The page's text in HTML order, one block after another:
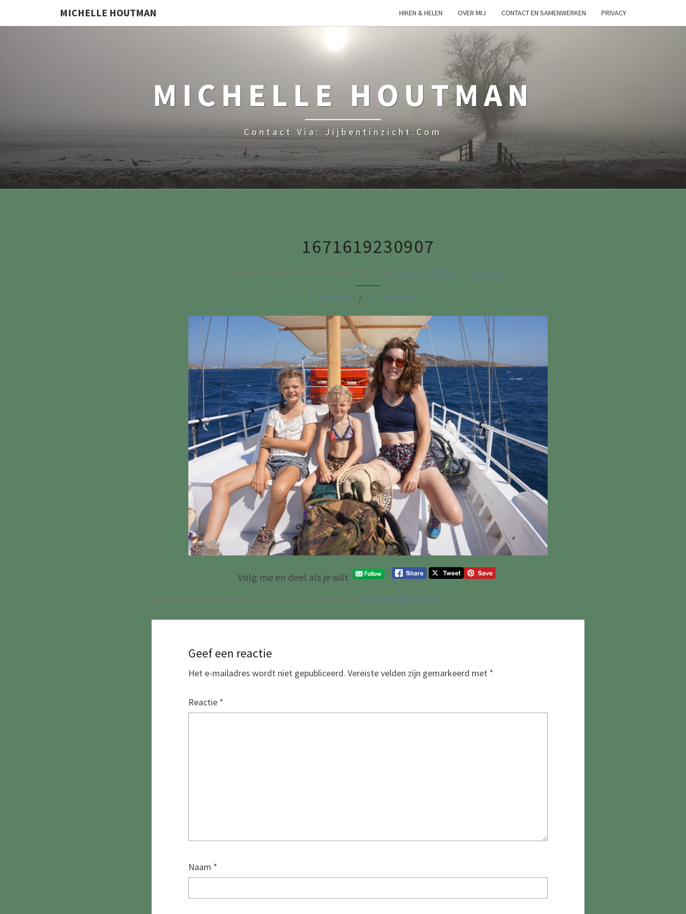
MICHELLE HOUTMAN HIKEN & HELEN OVER MIJ CONTACT EN SAMENWERKEN PRIVACY
MICHELLE HOUTMAN
Contact Via: Jijbentinzicht.com
1671619230907
1616 × 1080 Over Mij
← VORIGE / VOLGENDE →
Volg me en deel als je wilt
Reactie Plaatsen
Geef een reactie
Het e-mailadres wordt niet gepubliceerd. Vereiste velden zijn gemarkeerd met *
Reactie *
Naam *